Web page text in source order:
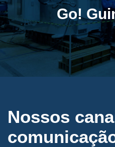
Locação de
Somos especializados na
equipamentos de ponta.
Go!
Nossos